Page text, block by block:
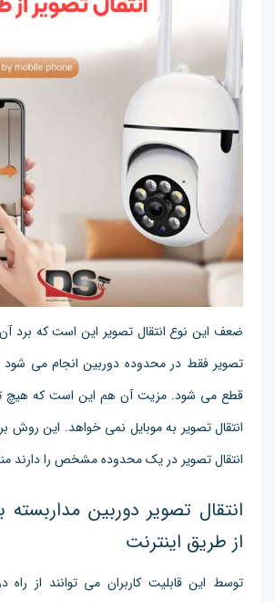
ضعف این نوع انتقال تصویر این است که برد آن
تصویر فقط در محدوده دوربین انجام می شود
قطع می شود. مزیت آن هم این است که هیچ
انتقال تصویر به موبایل نمی خواهد. این روش
انتقال تصویر در یک محدوده مشخص را دارند
انتقال تصویر دوربین مداربسته
از طریق اینترنت
توسط این قابلیت کاربران می توانند از راه